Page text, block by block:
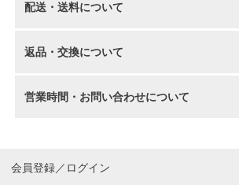
配送・送料について
返品・交換について
営業時間・お問い合わせについて
会員登録／ログイン